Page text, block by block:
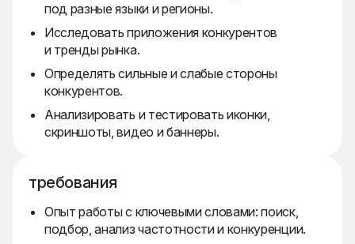
под разные языки и регионы.
Исследовать приложения конкурентов
и тренды рынка.
Определять сильные и слабые стороны
конкурентов.
Анализировать и тестировать иконки,
скриншоты, видео и баннеры.
требования
Опыт работы с ключевыми словами: поиск,
подбор, анализ частотности и конкуренции.